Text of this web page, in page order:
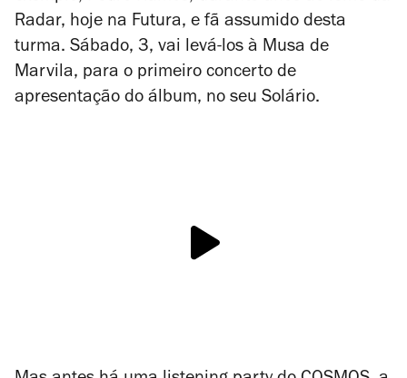
Radar, hoje na Futura, e fã assumido desta
turma. Sábado, 3, vai levá-los à Musa de
Marvila, para o primeiro concerto de
apresentação do álbum, no seu Solário.